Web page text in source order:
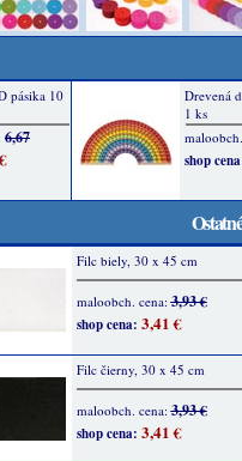
Filc biely, 30 x 45 cm
maloobch. cena:3,93 €
shop cena: 3,41 €
Filc čierny, 30 x 45 cm
maloobch. cena:3,93 €
shop cena: 3,41 €